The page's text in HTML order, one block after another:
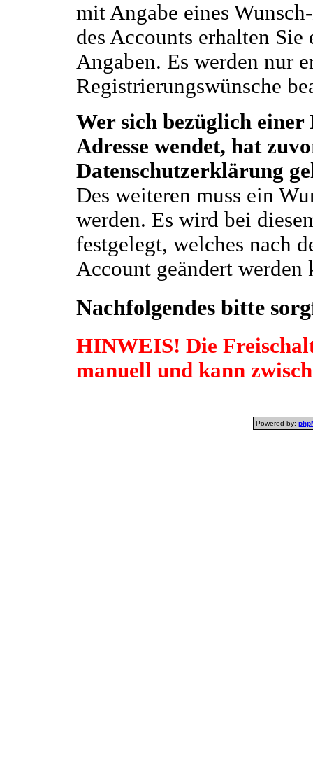
mit Angabe eines
des Accounts erhalten
Angaben. Es werden nur
Registrierungswünsche
Wer sich bezüglich
Adresse wendet, hat
Datenschutzerklärung
Des weiteren muss ein
werden. Es wird bei
festgelegt, welches nach
Account geändert werden
Nachfolgendes bitte
HINWEIS! Die
manuell und kann
Powered by: